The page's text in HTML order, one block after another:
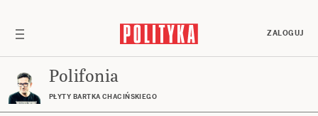
ZALOGUJ
Polifonia
PŁYTY BARTKA CHACIŃSKIEGO